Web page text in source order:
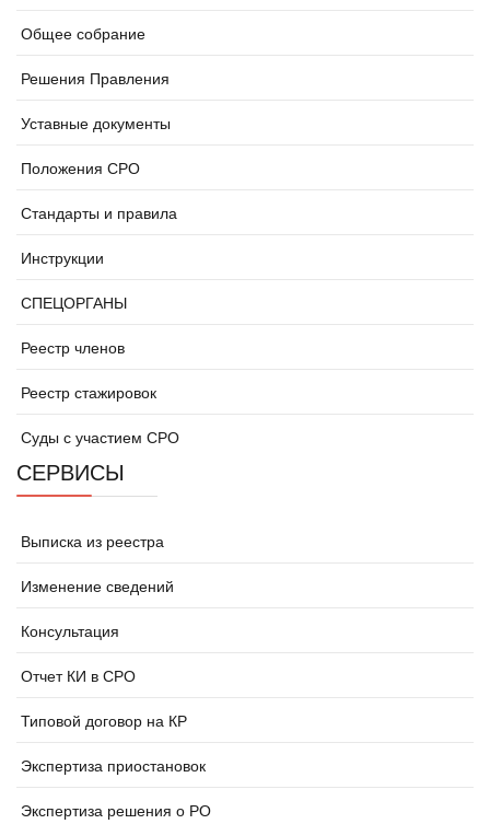
Общее собрание
Решения Правления
Уставные документы
Положения СРО
Стандарты и правила
Инструкции
СПЕЦОРГАНЫ
Реестр членов
Реестр стажировок
Суды с участием СРО
СЕРВИСЫ
Выписка из реестра
Изменение сведений
Консультация
Отчет КИ в СРО
Типовой договор на КР
Экспертиза приостановок
Экспертиза решения о РО